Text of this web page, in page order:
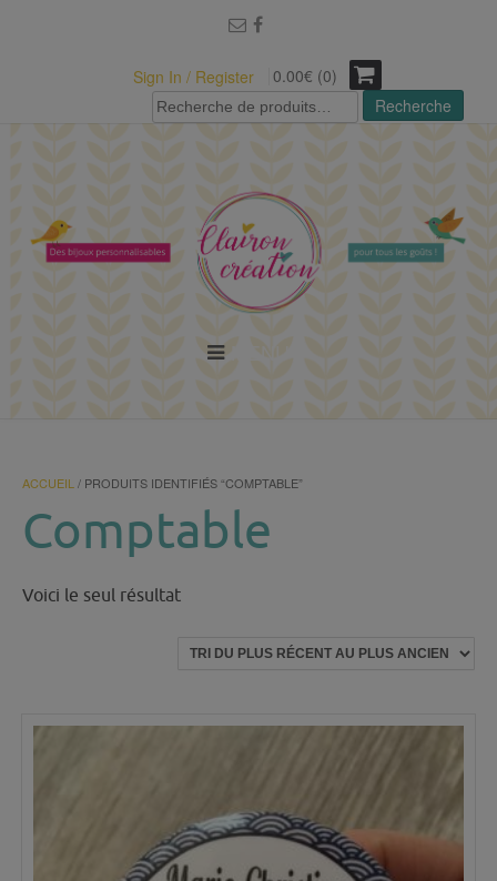
Sign In / Register
0.00€ (0)
Recherche
pour :
Recherche
ACCUEIL / PRODUITS IDENTIFIÉS “COMPTABLE”
Comptable
Voici le seul résultat